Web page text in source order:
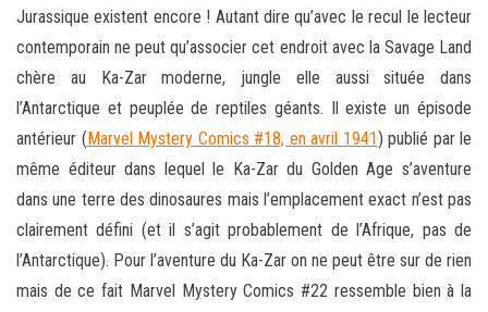
Jurassique existent encore ! Autant dire qu’avec le recul le lecteur
contemporain ne peut qu’associer cet endroit avec la Savage Land
chère au Ka-Zar moderne, jungle elle aussi située dans
l’Antarctique et peuplée de reptiles géants. Il existe un épisode
antérieur ( Marvel Mystery Comics #18, en avril 1941 ) publié par le
même éditeur dans lequel le Ka-Zar du Golden Age s’aventure
dans une terre des dinosaures mais l’emplacement exact n’est pas
clairement défini (et il s’agit probablement de l’Afrique, pas de
l’Antarctique). Pour l’aventure du Ka-Zar on ne peut être sur de rien
mais de ce fait Marvel Mystery Comics #22 ressemble bien à la